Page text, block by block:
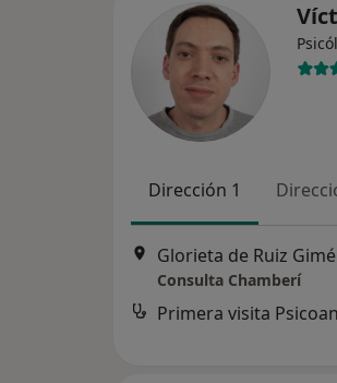
Dirección 1
Glorieta de Ruiz
Consulta Chamberí
Primera visita